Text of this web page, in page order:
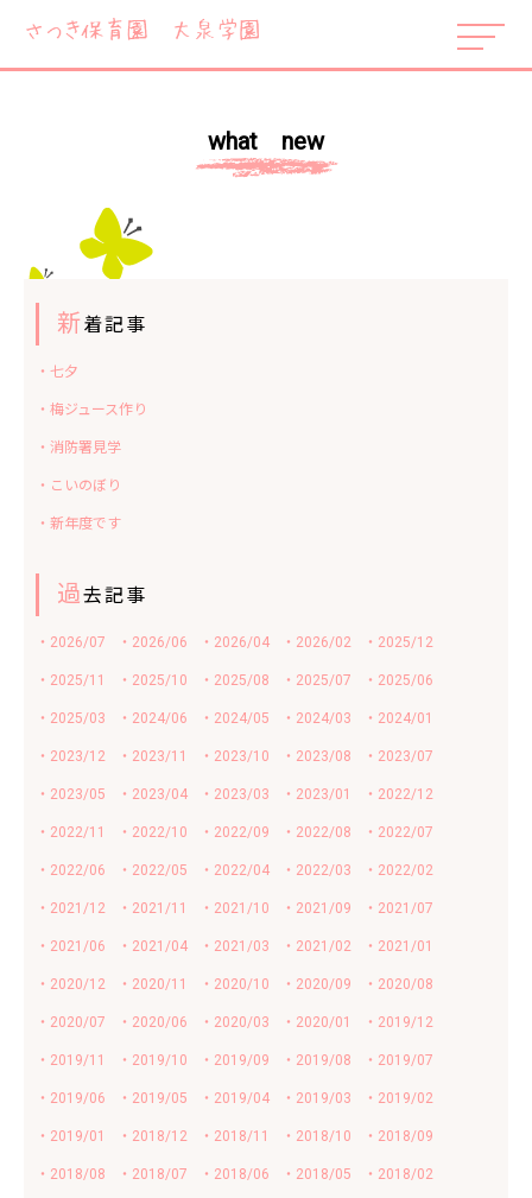
what new
新着記事
・七夕
・梅ジュース作り
・消防署見学
・こいのぼり
・新年度です
過去記事
・2026/07 ・2026/06 ・2026/04 ・2026/02 ・2025/12
・2025/11 ・2025/10 ・2025/08 ・2025/07 ・2025/06
・2025/03 ・2024/06 ・2024/05 ・2024/03 ・2024/01
・2023/12 ・2023/11 ・2023/10 ・2023/08 ・2023/07
・2023/05 ・2023/04 ・2023/03 ・2023/01 ・2022/12
・2022/11 ・2022/10 ・2022/09 ・2022/08 ・2022/07
・2022/06 ・2022/05 ・2022/04 ・2022/03 ・2022/02
・2021/12 ・2021/11 ・2021/10 ・2021/09 ・2021/07
・2021/06 ・2021/04 ・2021/03 ・2021/02 ・2021/01
・2020/12 ・2020/11 ・2020/10 ・2020/09 ・2020/08
・2020/07 ・2020/06 ・2020/03 ・2020/01 ・2019/12
・2019/11 ・2019/10 ・2019/09 ・2019/08 ・2019/07
・2019/06 ・2019/05 ・2019/04 ・2019/03 ・2019/02
・2019/01 ・2018/12 ・2018/11 ・2018/10 ・2018/09
・2018/08 ・2018/07 ・2018/06 ・2018/05 ・2018/02